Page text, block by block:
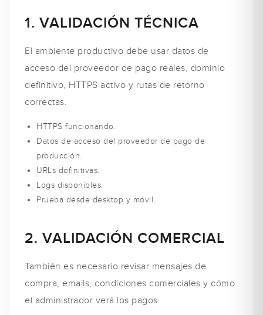
1. VALIDACIÓN TÉCNICA
El ambiente productivo debe usar datos de
acceso del proveedor de pago reales, dominio
definitivo, HTTPS activo y rutas de retorno
correctas.
HTTPS funcionando.
Datos de acceso del proveedor de pago de
producción.
URLs definitivas.
Logs disponibles.
Prueba desde desktop y móvil.
2. VALIDACIÓN COMERCIAL
También es necesario revisar mensajes de
compra, emails, condiciones comerciales y cómo
el administrador verá los pagos.